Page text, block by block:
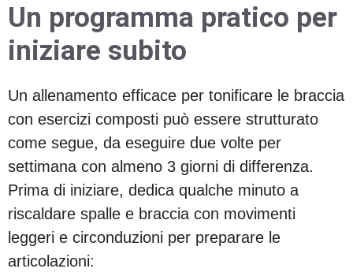
Un programma pratico per
iniziare subito
Un allenamento efficace per tonificare le braccia
con esercizi composti può essere strutturato
come segue, da eseguire due volte per
settimana con almeno 3 giorni di differenza.
Prima di iniziare, dedica qualche minuto a
riscaldare spalle e braccia con movimenti
leggeri e circonduzioni per preparare le
articolazioni: